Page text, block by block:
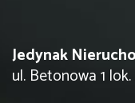
Jedynak
ul. Betonowa 1